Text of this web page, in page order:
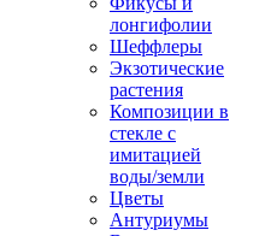
лонгифолии
Шеффлеры
Экзотические
растения
Композиции в
стекле с
имитацией
воды/земли
Цветы
Антуриумы